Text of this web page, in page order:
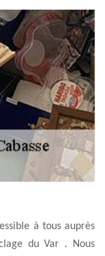
à tous auprès
du Var . Nous